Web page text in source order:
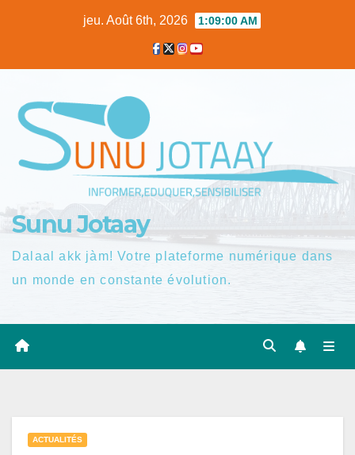
jeu. Août 6th, 2026 1:09:01 AM
Sunu Jotaay
Dalaal akk jàm! Votre plateforme numérique dans
un monde en constante évolution.
ACTUALITÉS